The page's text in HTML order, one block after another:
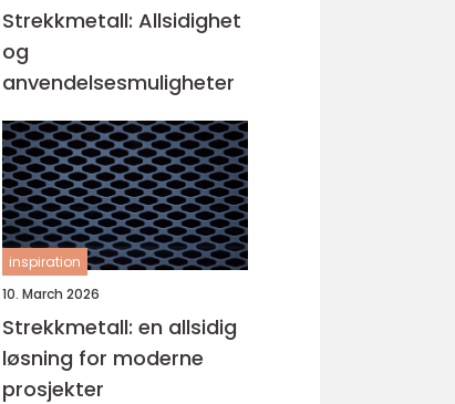
Strekkmetall: Allsidighet
og
anvendelsesmuligheter
inspiration
10. March 2026
Strekkmetall: en allsidig
løsning for moderne
prosjekter